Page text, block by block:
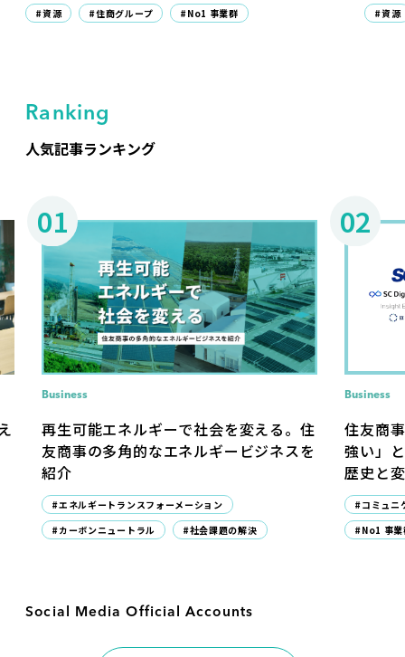
#資源 #住商グループ #No1 事業群 #資源
Ranking
人気記事ランキング
01
Business
再生可能エネルギーで社会を変える。住
友商事の多角的なエネルギービジネスを
紹介
#エネルギートランスフォーメーション
#カーボンニュートラル
#社会課題の解決
02
Business
住友商
強い」
歴史と
#コミュニ
#No1 事業
Social Media Official Accounts